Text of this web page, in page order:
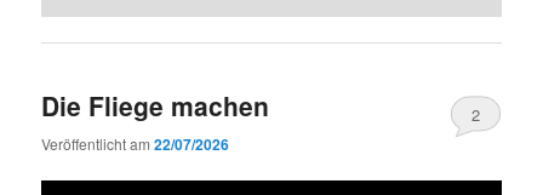
Die Fliege machen
Veröffentlicht am22/07/2026
2